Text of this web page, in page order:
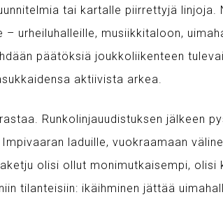
tai kartalle piirrettyjä linjoja.
urheiluhalleille, musiikkitaloon,
päätöksiä joukkoliikenteen
aktiivista arkea.
Runkolinjauudistuksen jälkeen
laduille, vuokraamaan
olisi ollut monimutkaisempi, olisi
tilanteisiin: ikäihminen jättää